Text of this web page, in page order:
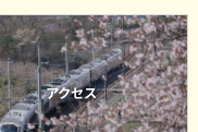
アクセス